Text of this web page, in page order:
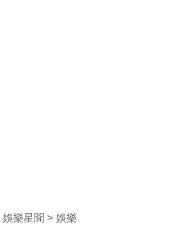
娛樂星聞 娛樂